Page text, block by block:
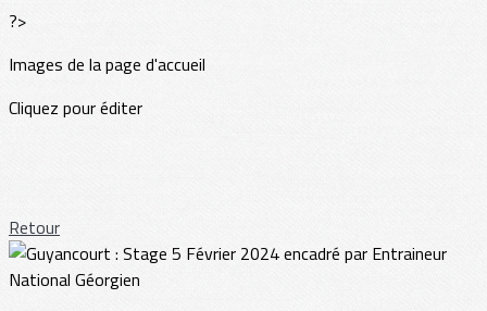
?>
Images de la page d'accueil
Cliquez pour éditer
Retour